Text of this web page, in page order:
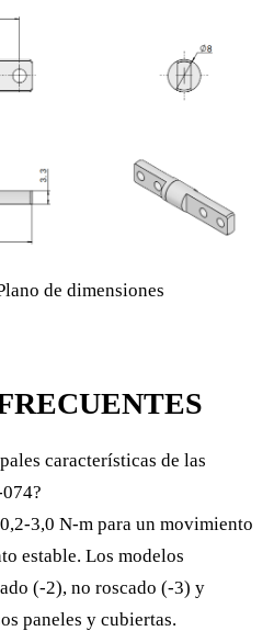
de dimensiones
características de las
3,0 N-m para un movimiento
estable. Los modelos
(-2), no roscado (-3) y
paneles y cubiertas.